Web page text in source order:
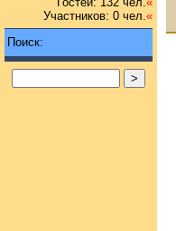
Участников: 0 чел.«
Поиск: